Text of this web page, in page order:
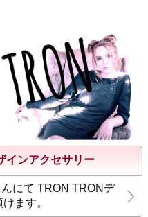
インアクセサリー
にて TRON TRONデ
ます。